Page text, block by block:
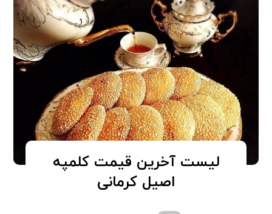
لیست آخرین قیمت کلمپه
اصیل کرمانی